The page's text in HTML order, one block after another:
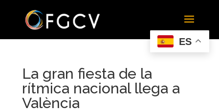
La gran fiesta de la
rítmica nacional llega a
València
ES